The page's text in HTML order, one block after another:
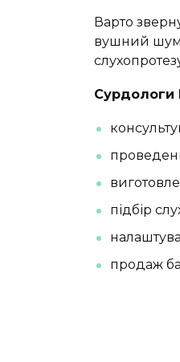
Варто
вушний шум,
Сурдологи
підбір
продаж